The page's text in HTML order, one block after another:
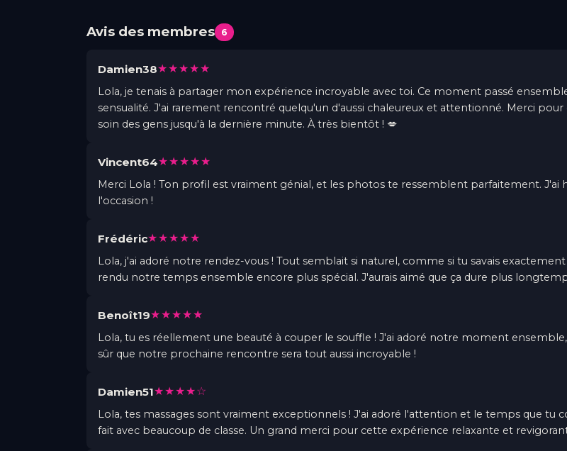
Avis des membres 6
Damien38★★★★★
Lola, je tenais à partager mon expérience incroyable avec toi. Ce moment passé
sensualité. J'ai rarement rencontré quelqu'un d'aussi chaleureux et attentionné. Merci
soin des gens jusqu'à la dernière minute. À très bientôt ! 💋
Vincent64★★★★★
Merci Lola ! Ton profil est vraiment génial, et les photos te ressemblent parfaitement. J'ai
l'occasion !
Frédéric★★★★★
Lola, j'ai adoré notre rendez-vous ! Tout semblait si naturel, comme si tu savais
rendu notre temps ensemble encore plus spécial. J'aurais aimé que ça dure plus
Benoît19★★★★★
Lola, tu es réellement une beauté à couper le souffle ! J'ai adoré notre moment
sûr que notre prochaine rencontre sera tout aussi incroyable !
Damien51★★★★☆
Lola, tes massages sont vraiment exceptionnels ! J'ai adoré l'attention et le temps que tu
fait avec beaucoup de classe. Un grand merci pour cette expérience relaxante et